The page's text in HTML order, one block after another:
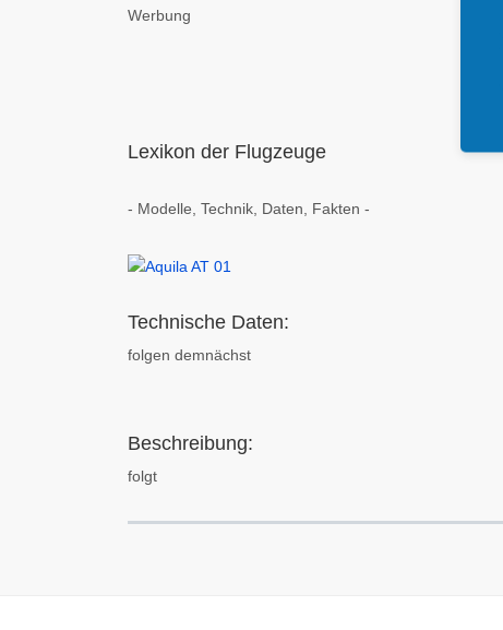
Werbung
Lexikon der Flugzeuge
- Modelle, Technik, Daten, Fakten -
Technische Daten:
folgen demnächst
Beschreibung:
folgt